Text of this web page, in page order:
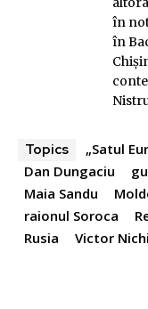
în
în
Topics „Satul
Dan Dungaciu
Maia Sandu
raionul Soroca
Rusia
Victor